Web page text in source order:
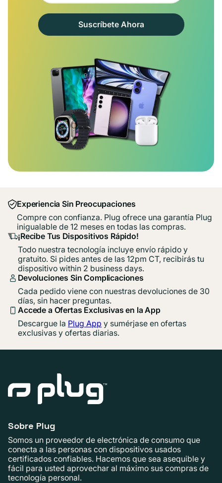
Suscríbete Ahora
Experiencia Sin Preocupaciones
Compre con confianza. Plug ofrece una garantía Plug
inigualable de 12 meses en todas las compras.
¡Recibe Tus Dispositivos Rápido!
Todo nuestra tecnología incluye envío rápido y
gratuito. Si pides antes de las 12pm CT, recibirás tu
dispositivo within 2 business days.
Devoluciones Sin Complicaciones
Cada pedido viene con nuestras devoluciones de 30
días, sin hacer preguntas.
Accede a Ofertas Exclusivas en la App
Descargue la Plug App y sumérjase en ofertas
exclusivas y ofertas diarias.
Sobre Plug
Somos un proveedor de electrónica de consumo que
conecta a las personas con dispositivos usados ​​
certificados confiables. Hacemos que sea asequible y
fácil para usted aprovechar al máximo sus compras de
tecnología personal.